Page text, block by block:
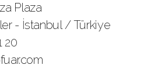
Plaza
- İstanbul / Türkiye
20